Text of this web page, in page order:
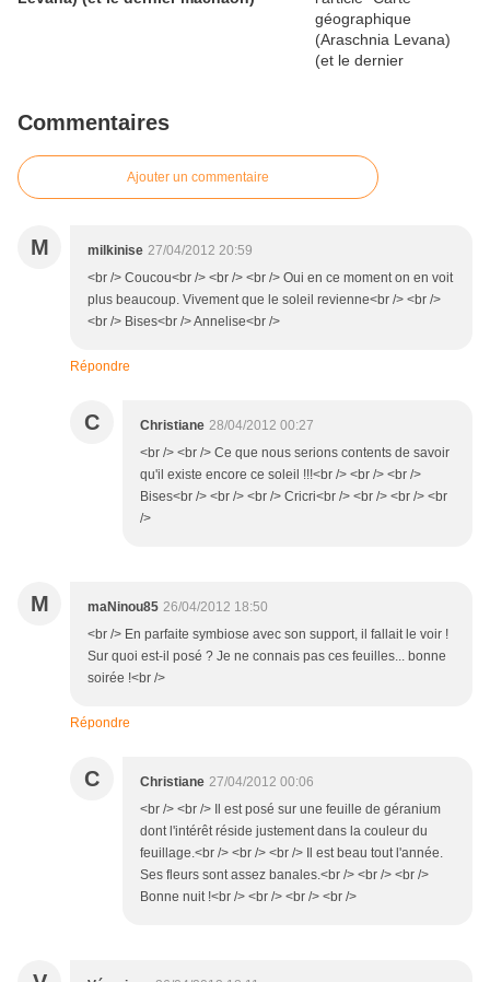
Commentaires
Ajouter un commentaire
M milkinise 27/04/2012 20:59
<br /> Coucou<br /> <br /> <br /> Oui en ce moment on en voit
plus beaucoup. Vivement que le soleil revienne<br /> <br />
<br /> Bises<br /> Annelise<br />
Répondre
C Christiane 28/04/2012 00:27
<br /> <br /> Ce que nous serions contents de savoir
qu'il existe encore ce soleil !!!<br /> <br /> <br />
Bises<br /> <br /> <br /> Cricri<br /> <br /> <br /> <br
/>
M maNinou85 26/04/2012 18:50
<br /> En parfaite symbiose avec son support, il fallait le voir !
Sur quoi est-il posé ? Je ne connais pas ces feuilles... bonne
soirée !<br />
Répondre
C Christiane 27/04/2012 00:06
<br /> <br /> Il est posé sur une feuille de géranium
dont l'intérêt réside justement dans la couleur du
feuillage.<br /> <br /> <br /> Il est beau tout l'année.
Ses fleurs sont assez banales.<br /> <br /> <br />
Bonne nuit !<br /> <br /> <br /> <br />